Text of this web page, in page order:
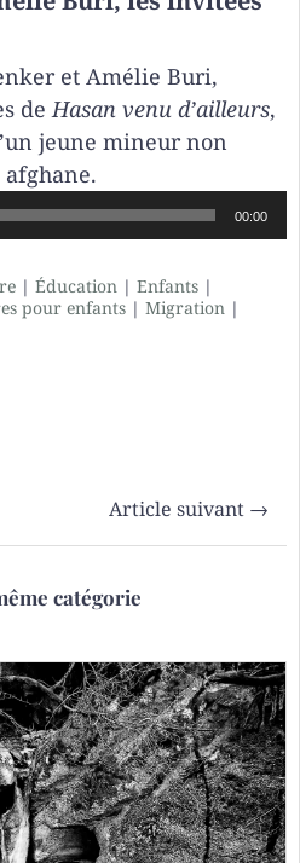
et Amélie Buri,
deHasan venu d’ailleurs,
jeune mineur non
afghane.
00:00
| Éducation | Enfants |
pour enfants | Migration |
Article suivant →
catégorie